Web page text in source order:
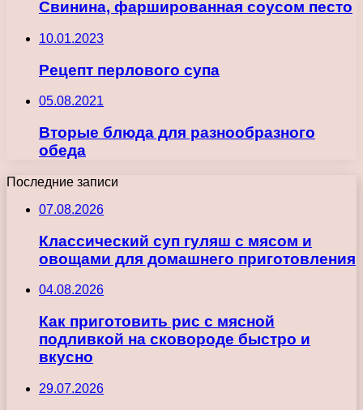
Свинина, фаршированная соусом песто
10.01.2023
Рецепт перлового супа
05.08.2021
Вторые блюда для разнообразного
обеда
Последние записи
07.08.2026
Классический суп гуляш с мясом и
овощами для домашнего приготовления
04.08.2026
Как приготовить рис с мясной
подливкой на сковороде быстро и
вкусно
29.07.2026